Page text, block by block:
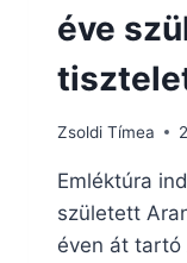
éve
Zsoldi Tímea
Emléktúra
született
éven át tartó